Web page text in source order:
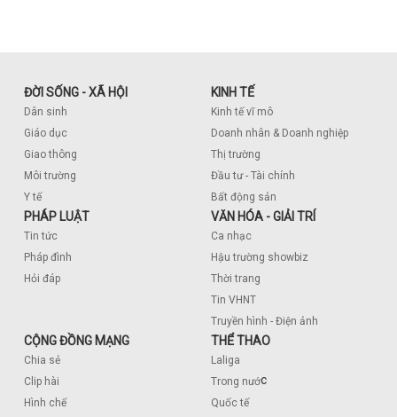
ĐỜI SỐNG - XÃ HỘI
Dân sinh
Giáo dục
Giao thông
Môi trường
Y tế
KINH TẾ
Kinh tế vĩ mô
Doanh nhân & Doanh nghiệp
Thị trường
Đầu tư - Tài chính
Bất động sản
PHÁP LUẬT
Tin tức
Pháp đình
Hỏi đáp
VĂN HÓA - GIẢI TRÍ
Ca nhạc
Hậu trường showbiz
Thời trang
Tin VHNT
Truyền hình - Điện ảnh
CỘNG ĐỒNG MẠNG
Chia sẻ
Clip hài
Hình chế
THỂ THAO
Laliga
Trong nước
Quốc tế